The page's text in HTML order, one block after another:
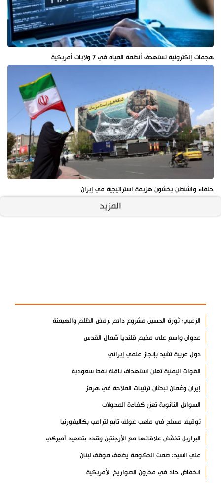
هجمات إلكترونية تستهدف أنظمة المياه في 7 ولايات أمريكية
حلفاء واشنطن يخشون هزيمة استراتيجية في إيران
المزيد
الزعبي: ثورة الحسين مشروع دائم لرفض الظلم والهيمنة
عدوان واسع على مخيم قلنديا شمال القدس
دول عربية تشيد بإنجاز علمي إيراني
القوات اليمنية تعلن استهداف ناقلة نفط سعودية
إيران وعُمان تبحثان ترتيبات الملاحة في هرمز
السوائل النانوية تعزز كفاءة المحولات
توقيف مسلح في ملعب غولف تابع لترامب بكاليفورنيا
البرازيل تخفّض علاقاتها مع الأرجنتين وتندد بتصعيد أميركي
علي السيد: صمت الحكومة يضعف موقف لبنان
انخفاض حاد في مخزون الصواريخ الأمريكية